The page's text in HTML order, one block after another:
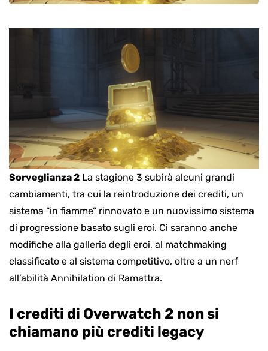
Sorveglianza 2 La stagione 3 subirà alcuni grandi
cambiamenti, tra cui la reintroduzione dei crediti, un
sistema “in fiamme” rinnovato e un nuovissimo sistema
di progressione basato sugli eroi. Ci saranno anche
modifiche alla galleria degli eroi, al matchmaking
classificato e al sistema competitivo, oltre a un nerf
all’abilità Annihilation di Ramattra.
I crediti di Overwatch 2 non si
chiamano più crediti legacy